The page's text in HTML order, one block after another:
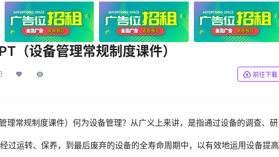
（设备管理常规制度课件）
前往下载
理常规制度课件）何为设备管理？从广义上来讲，是指通过设备的调查、研
过运转、保养，到最后废弃的设备的全寿命周期中，以有效地运用设备提高